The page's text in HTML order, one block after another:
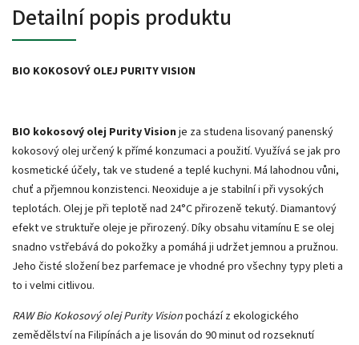
Detailní popis produktu
BIO KOKOSOVÝ OLEJ PURITY VISION
BIO kokosový olej Purity Vision je za studena lisovaný panenský
kokosový olej určený k přímé konzumaci a použití. Využívá se jak pro
kosmetické účely, tak ve studené a teplé kuchyni. Má lahodnou vůni,
chuť a přjemnou konzistenci. Neoxiduje a je stabilní i při vysokých
teplotách. Olej je při teplotě nad 24°C přirozeně tekutý. Diamantový
efekt ve struktuře oleje je přirozený. Díky obsahu vitamínu E se olej
snadno vstřebává do pokožky a pomáhá ji udržet jemnou a pružnou.
Jeho čisté složení bez parfemace je vhodné pro všechny typy pleti a
to i velmi citlivou.
RAW Bio Kokosový olej Purity Visionpochází z ekologického
zemědělství na Filipínách a je lisován do 90 minut od rozseknutí